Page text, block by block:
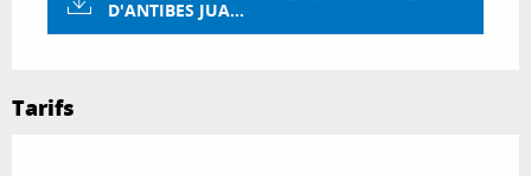
D'ANTIBES JUA...
Tarifs